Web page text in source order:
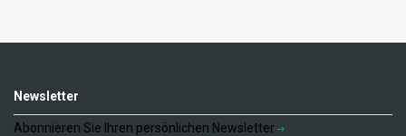
Newsletter
Abonnieren Sie Ihren persönlichen Newsletter